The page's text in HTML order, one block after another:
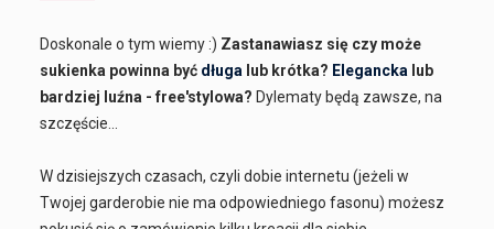
Doskonale o tym wiemy :) Zastanawiasz się czy może
sukienka powinna być długa lub krótka? Elegancka lub
bardziej luźna - free'stylowa? Dylematy będą zawsze, na
szczęście...
W dzisiejszych czasach, czyli dobie internetu (jeżeli w
Twojej garderobie nie ma odpowiedniego fasonu) możesz